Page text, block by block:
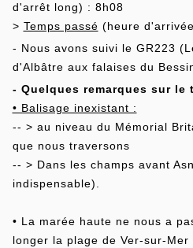
d'arrêt long) : 8h08
> Temps passé (heure
- Nous avons suivi le GR223 (
d'Albâtre aux falaises du
- Quelques remarques sur le
• Balisage inexistant :
-- > au niveau du Mémorial
que nous traversons
-- > Dans les champs avant
indispensable).
• La marée haute ne nous a
longer la plage de Ver-sur-